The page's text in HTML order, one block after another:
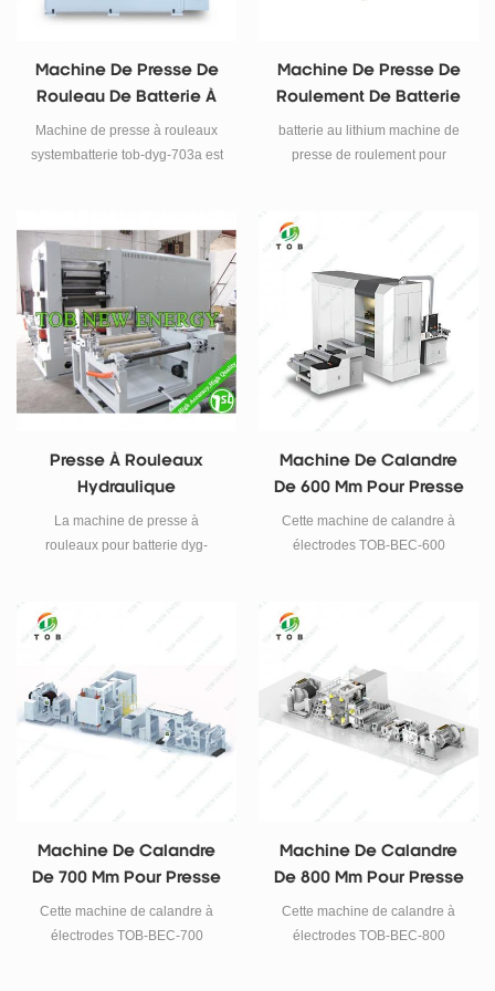
Machine De Presse De
Rouleau De Batterie À
Pression Réglable
Machine de presse à rouleaux
systembatterie tob-dyg-703a est
deux rouleaux de 300 mm de
diamètre. * 300 mm de largeur et
dia 400 mm * 400 mm de
largeur. produire ..
Machine De Presse De
Roulement De Batterie
Au Lithium Pour Le
Calendrier D'électrode
batterie au lithium machine de
presse de roulement pour
Presse À Rouleaux
Hydraulique
La machine de presse à
rouleaux pour batterie dyg-
pression d'huile de haute
Machine De Calandre
De 600 Mm Pour Presse
À Rouler À Électrode De
Batterie
Cette machine de calandre à
électrodes TOB-BEC-600
cobalt, au lithium acide de
manganèse, au lithium nickel
manganèse cobalt, comme la
technologie de roulement
continu ci-dessus d'électrode de
batterie positive et négative.
Machine De Calandre
De 700 Mm Pour Presse
À Rouler À Électrode De
Batterie
Cette machine de calandre à
électrodes TOB-BEC-700
Machine De Calandre
De 800 Mm Pour Presse
À Rouler À Électrode De
Batterie
Cette machine de calandre à
électrodes TOB-BEC-800